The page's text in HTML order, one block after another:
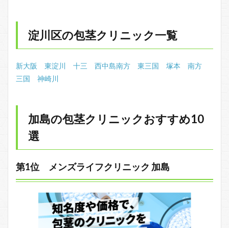
淀川区の包茎クリニック一覧
新大阪 東淀川 十三 西中島南方 東三国 塚本
南方
三国
神崎川
加島の包茎クリニックおすすめ10
選
第1位 メンズライフクリニック 加島